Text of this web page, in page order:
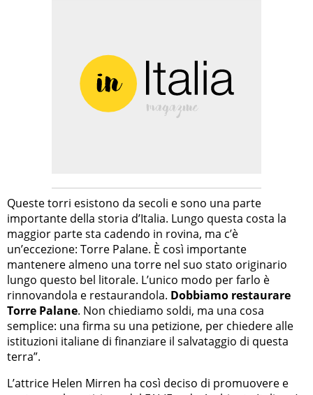
Queste torri esistono da secoli e sono una parte
importante della storia d’Italia. Lungo questa costa la
maggior parte sta cadendo in rovina, ma c’è
un’eccezione: Torre Palane. È così importante
mantenere almeno una torre nel suo stato originario
lungo questo bel litorale. L’unico modo per farlo è
rinnovandola e restaurandola. Dobbiamo restaurare
Torre Palane. Non chiediamo soldi, ma una cosa
semplice: una firma su una petizione, per chiedere alle
istituzioni italiane di finanziare il salvataggio di questa
terra”.
L’attrice Helen Mirren ha così deciso di promuovere e